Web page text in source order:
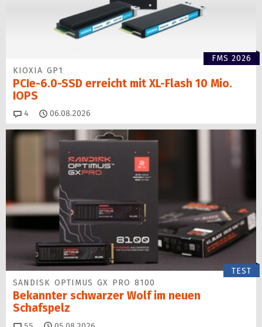
FMS 2026
KIOXIA GP1
PCIe-6.0-SSD erreicht mit XL-Flash 10 Mio.
IOPS
4 Kommentare
06.08.2026
TEST
SANDISK OPTIMUS GX PRO 8100
Bekannter schwarzer Wolf im neuen
Schafspelz